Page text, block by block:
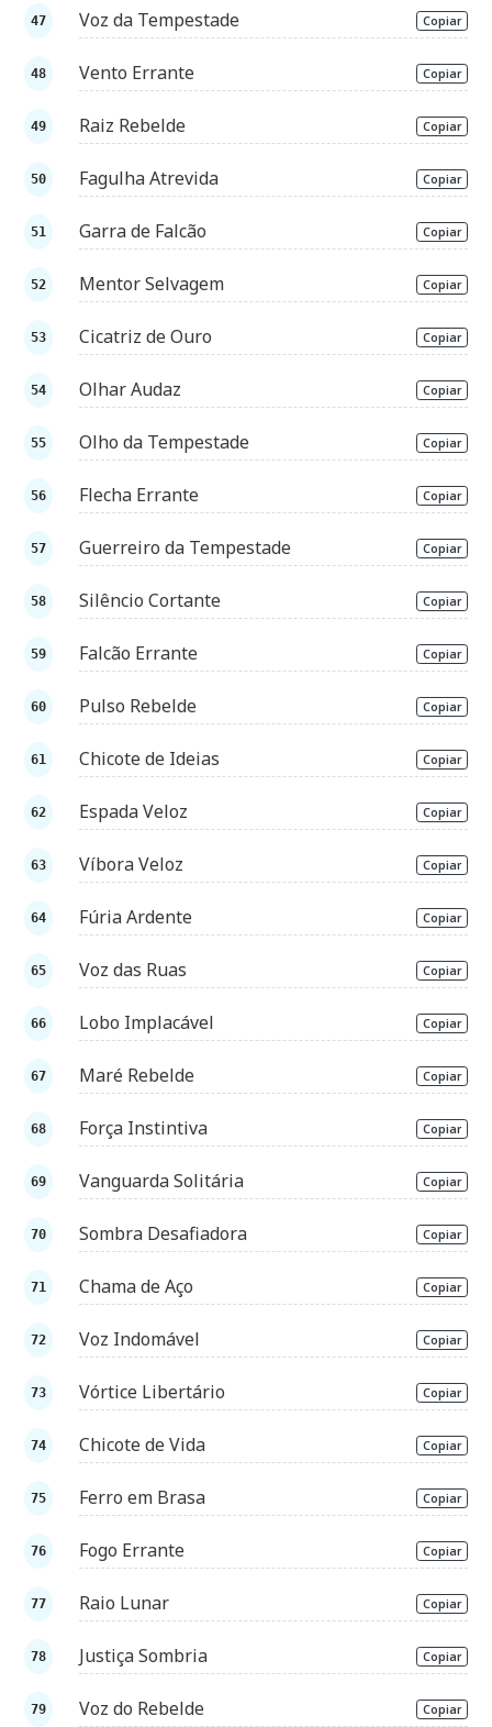
Voz da Tempestade Copiar
Vento Errante Copiar
Raiz Rebelde Copiar
Fagulha Atrevida Copiar
Garra de Falcão Copiar
Mentor Selvagem Copiar
Cicatriz de Ouro Copiar
Olhar Audaz Copiar
Olho da Tempestade Copiar
Flecha Errante Copiar
Guerreiro da Tempestade Copiar
Silêncio Cortante Copiar
Falcão Errante Copiar
Pulso Rebelde Copiar
Chicote de Ideias Copiar
Espada Veloz Copiar
Víbora Veloz Copiar
Fúria Ardente Copiar
Voz das Ruas Copiar
Lobo Implacável Copiar
Maré Rebelde Copiar
Força Instintiva Copiar
Vanguarda Solitária Copiar
Sombra Desafiadora Copiar
Chama de Aço Copiar
Voz Indomável Copiar
Vórtice Libertário Copiar
Chicote de Vida Copiar
Ferro em Brasa Copiar
Fogo Errante Copiar
Raio Lunar Copiar
Justiça Sombria Copiar
Voz do Rebelde Copiar